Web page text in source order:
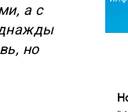
а с
но